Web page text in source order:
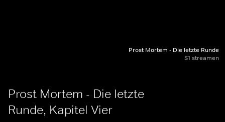
Prost Mortem - Die letzte Runde
S1 streamen
Prost Mortem - Die letzte
Runde, Kapitel Vier